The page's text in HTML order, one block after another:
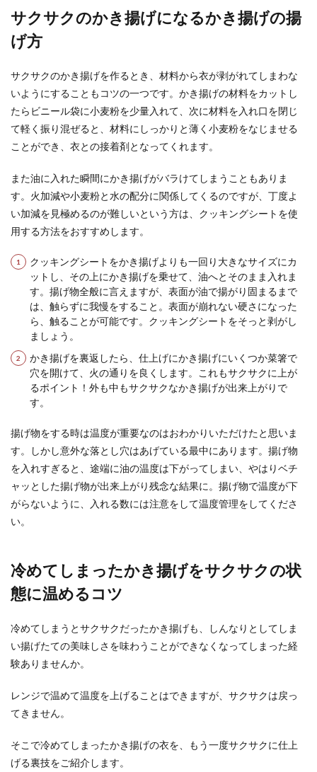
サクサクのかき揚げになるかき揚げの揚
げ方
サクサクのかき揚げを作るとき、材料から衣が剥がれてしまわな
いようにすることもコツの一つです。かき揚げの材料をカットし
たらビニール袋に小麦粉を少量入れて、次に材料を入れ口を閉じ
て軽く振り混ぜると、材料にしっかりと薄く小麦粉をなじませる
ことができ、衣との接着剤となってくれます。
また油に入れた瞬間にかき揚げがバラけてしまうこともありま
す。火加減や小麦粉と水の配分に関係してくるのですが、丁度よ
い加減を見極めるのが難しいという方は、クッキングシートを使
用する方法をおすすめします。
クッキングシートをかき揚げよりも一回り大きなサイズにカ
ットし、その上にかき揚げを乗せて、油へとそのまま入れま
す。揚げ物全般に言えますが、表面が油で揚がり固まるまで
は、触らずに我慢をすること。表面が崩れない硬さになった
ら、触ることが可能です。クッキングシートをそっと剥がし
ましょう。
かき揚げを裏返したら、仕上げにかき揚げにいくつか菜箸で
穴を開けて、火の通りを良くします。これもサクサクに上が
るポイント！外も中もサクサクなかき揚げが出来上がりで
す。
揚げ物をする時は温度が重要なのはおわかりいただけたと思いま
す。しかし意外な落とし穴はあげている最中にあります。揚げ物
を入れすぎると、途端に油の温度は下がってしまい、やはりベチ
ャッとした揚げ物が出来上がり残念な結果に。揚げ物で温度が下
がらないように、入れる数には注意をして温度管理をしてくださ
い。
冷めてしまったかき揚げをサクサクの状
態に温めるコツ
冷めてしまうとサクサクだったかき揚げも、しんなりとしてしま
い揚げたての美味しさを味わうことができなくなってしまった経
験ありませんか。
レンジで温めて温度を上げることはできますが、サクサクは戻っ
てきません。
そこで冷めてしまったかき揚げの衣を、もう一度サクサクに仕上
げる裏技をご紹介します。